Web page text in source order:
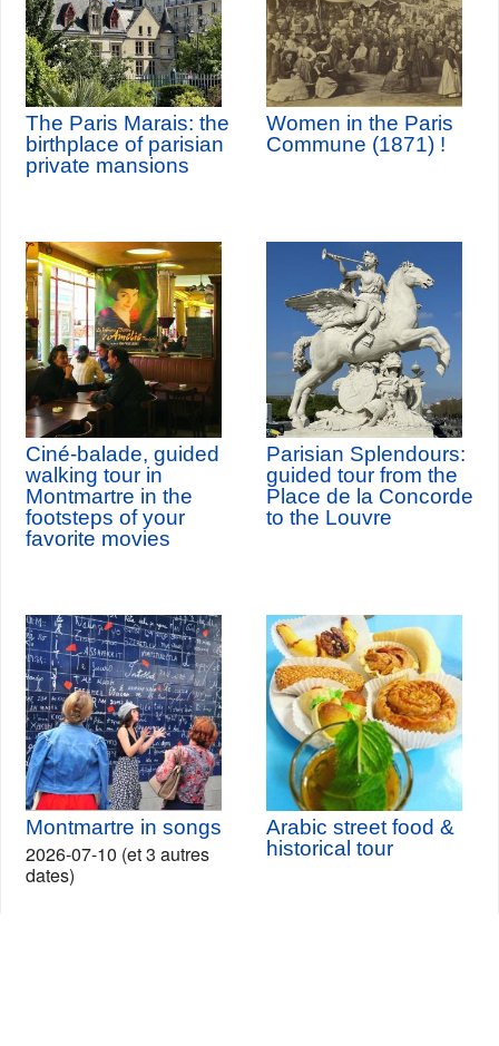
The Paris Marais: the
birthplace of parisian
private mansions
Women in the Paris
Commune (1871) !
Ciné-balade, guided
walking tour in
Montmartre in the
footsteps of your
favorite movies
Parisian Splendours:
guided tour from the
Place de la Concorde
to the Louvre
Montmartre in songs
2026-07-10 (et 3 autres
dates)
Arabic street food &
historical tour